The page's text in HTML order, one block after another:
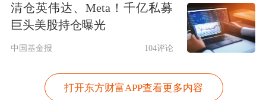
连平：我认为需要强化对重点区域消费
关注。因为一线城市特别是国际消费中
消费万亿之城社零总额占全国社零比例
清仓英伟达、Meta！千亿私募
巨头美股持仓曝光
中国基金报 104评论
打开东方财富APP查看更多内容